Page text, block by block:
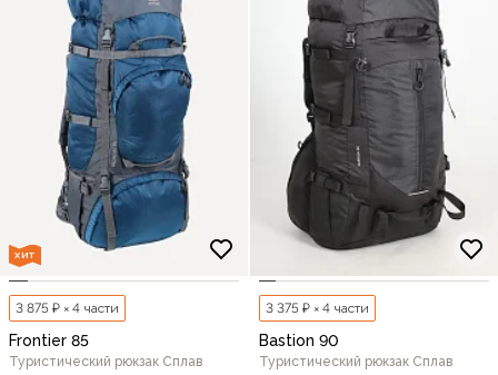
ХИТ
3 875 ₽ × 4 части
Frontier 85
Туристический рюкзак Сплав
3 375 ₽ × 4 части
Bastion 90
Туристический рюкзак Сплав